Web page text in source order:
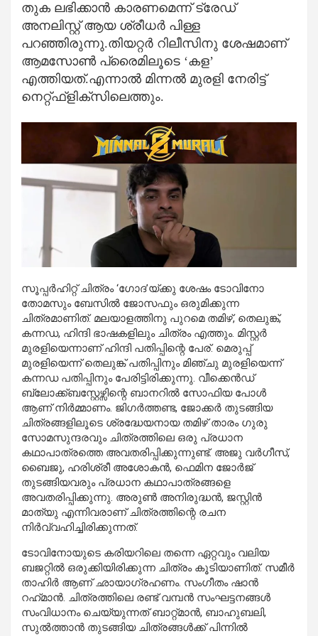
തുക ലഭിക്കാന്‍ കാരണമെന്ന് ട്രേഡ്
അനലിസ്റ്റ് ആയ ശ്രീധര്‍ പിള്ള
പറഞ്ഞിരുന്നു.തിയറ്റര്‍ റിലീസിനു ശേഷമാണ്
ആമസോണ്‍ പ്രൈമിലൂടെ ‘കള’
എത്തിയത്.എന്നാല്‍ മിന്നല്‍ മുരളി നേരിട്ട്
നെറ്റ്ഫ്ളിക്സിലെത്തും.
സൂപ്പര്‍ഹിറ്റ് ചിത്രം ‘ഗോദ’യ്ക്കു ശേഷം ടോവിനോ
തോമസും ബേസില്‍ ജോസഫും ഒരുമിക്കുന്ന
ചിത്രമാണിത്. മലയാളത്തിനു പുറമെ തമിഴ്, തെലുങ്ക്,
കന്നഡ, ഹിന്ദി ഭാഷകളിലും ചിത്രം എത്തും. മിസ്റ്റര്‍
മുരളിയെന്നാണ് ഹിന്ദി പതിപ്പിന്റെ പേര്. മെരുപ്പ്
മുരളിയെന്ന് തെലുങ്ക് പതിപ്പിനും മിഞ്ചു മുരളിയെന്ന്
കന്നഡ പതിപ്പിനും പേരിട്ടിരിക്കുന്നു. വീക്കെന്‍ഡ്
ബ്ലോക്ക്ബസ്റ്റേഴ്സിന്റെ ബാനറില്‍ സോഫിയ പോള്‍
ആണ് നിര്‍മ്മാണം. ജിഗര്‍ത്തണ്ട, ജോക്കര്‍ തുടങ്ങിയ
ചിത്രങ്ങളിലൂടെ ശ്രദ്ധേയനായ തമിഴ് താരം ഗുരു
സോമസുന്ദരവും ചിത്രത്തിലെ ഒരു പ്രധാന
കഥാപാത്രത്തെ അവതരിപ്പിക്കുന്നുണ്ട്. അജു വര്‍ഗീസ്,
ബൈജു, ഹരിശ്രീ അശോകന്‍, ഫെമിന ജോര്‍ജ്
തുടങ്ങിയവരും പ്രധാന കഥാപാത്രങ്ങളെ
അവതരിപ്പിക്കുന്നു. അരുണ്‍ അനിരുദ്ധന്‍, ജസ്റ്റിന്‍
മാത്യു എന്നിവരാണ് ചിത്രത്തിന്റെ രചന
നിര്‍വ്വഹിച്ചിരിക്കുന്നത്.
ടോവിനോയുടെ കരിയറിലെ തന്നെ ഏറ്റവും വലിയ
ബജറ്റില്‍ ഒരുക്കിയിരിക്കുന്ന ചിത്രം കൂടിയാണിത്. സമീര്‍
താഹിര്‍ ആണ് ഛായാഗ്രഹണം. സംഗീതം ഷാന്‍
റഹ്‌മാന്‍. ചിത്രത്തിലെ രണ്ട് വമ്പന്‍ സംഘട്ടനങ്ങള്‍
സംവിധാനം ചെയ്യുന്നത് ബാറ്റ്മാന്‍, ബാഹുബലി,
സുല്‍ത്താന്‍ തുടങ്ങിയ ചിത്രങ്ങള്‍ക്ക് പിന്നില്‍